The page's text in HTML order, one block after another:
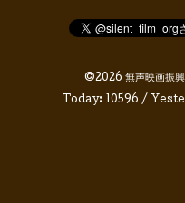
©2026 無声映画振
Today: 10596 /